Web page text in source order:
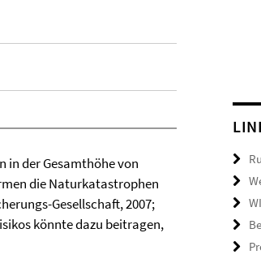
in der Gesamthöhe von
die Naturkatastrophen
Gesellschaft, 2007;
könnte dazu beitragen,